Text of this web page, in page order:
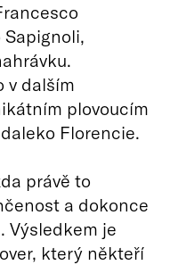
v dalším
plovoucím
Florencie.
právě to
a dokonce
Výsledkem je
který někteří